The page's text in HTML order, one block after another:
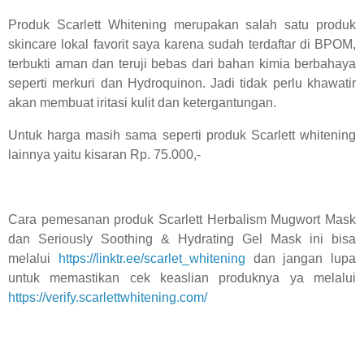
Produk Scarlett Whitening merupakan salah satu produk
skincare lokal favorit saya karena sudah terdaftar di BPOM,
terbukti aman dan teruji bebas dari bahan kimia berbahaya
seperti merkuri dan Hydroquinon. Jadi tidak perlu khawatir
akan membuat iritasi kulit dan ketergantungan.
Untuk harga masih sama seperti produk Scarlett whitening
lainnya yaitu kisaran Rp. 75.000,-
Cara pemesanan produk Scarlett Herbalism Mugwort Mask
dan Seriously Soothing & Hydrating Gel Mask ini bisa
melalui
https://linktr.ee/scarlet_whitening dan jangan lupa
untuk memastikan cek keaslian produknya ya melalui
https://verify.scarlettwhitening.com/